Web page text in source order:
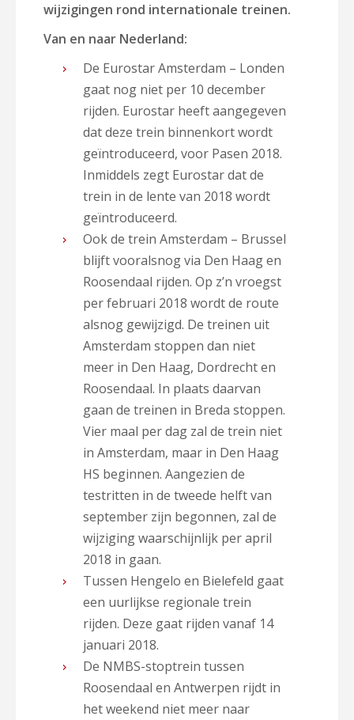
wijzigingen rond internationale treinen.
Van en naar Nederland:
De Eurostar Amsterdam – Londen
gaat nog niet per 10 december
rijden. Eurostar heeft aangegeven
dat deze trein binnenkort wordt
geïntroduceerd, voor Pasen 2018.
Inmiddels zegt Eurostar dat de
trein in de lente van 2018 wordt
geïntroduceerd.
Ook de trein Amsterdam – Brussel
blijft vooralsnog via Den Haag en
Roosendaal rijden. Op z’n vroegst
per februari 2018 wordt de route
alsnog gewijzigd. De treinen uit
Amsterdam stoppen dan niet
meer in Den Haag, Dordrecht en
Roosendaal. In plaats daarvan
gaan de treinen in Breda stoppen.
Vier maal per dag zal de trein niet
in Amsterdam, maar in Den Haag
HS beginnen. Aangezien de
testritten in de tweede helft van
september zijn begonnen, zal de
wijziging waarschijnlijk per april
2018 in gaan.
Tussen Hengelo en Bielefeld gaat
een uurlijkse regionale trein
rijden. Deze gaat rijden vanaf 14
januari 2018.
De NMBS-stoptrein tussen
Roosendaal en Antwerpen rijdt in
het weekend niet meer naar